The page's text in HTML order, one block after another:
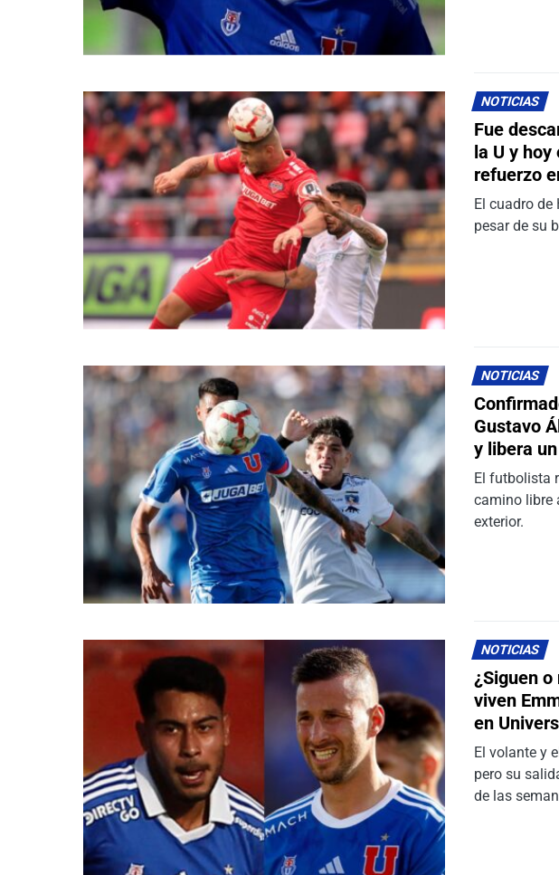
NOTICIAS
Fue
la U y
refuerzo
El cuadro de
pesar de su
NOTICIAS
Gustavo
y libera
El futbolista
camino libre
exterior.
NOTICIAS
¿Siguen
viven
en
El volante y
pero su
de las